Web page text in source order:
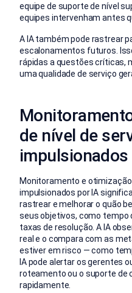
equipe de suporte de nível
equipes intervenham antes
A IA também pode rastrear
escalonamentos futuros.
rápidas a questões críticas,
uma qualidade de serviço
de nível de
Monitoramento e
impulsionados por IA
rastrear e melhorar o quão
seus objetivos, como tempo
taxas de resolução. A IA
real e o compara com as
estiver em risco — como
IA pode alertar os gerentes
roteamento ou o suporte de
rapidamente.